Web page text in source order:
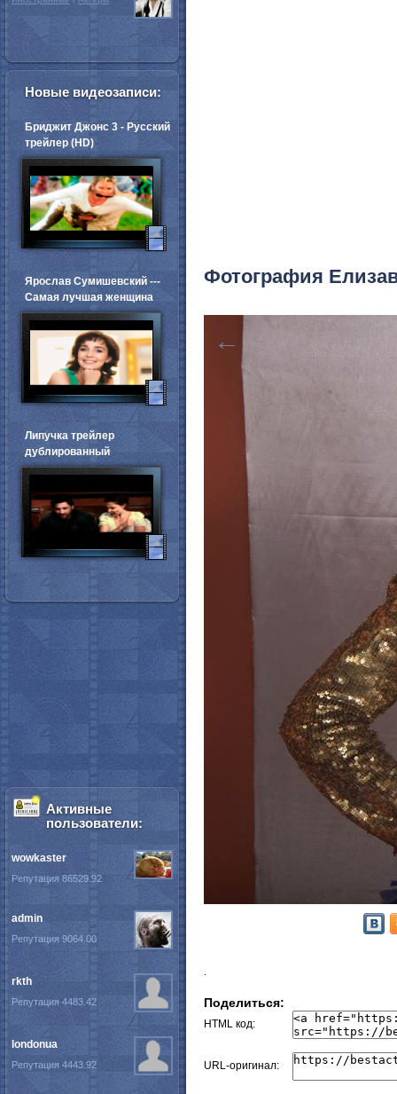
Фотография
←
Поделиться:
HTML код:
URL-оригинал:
Новые видеозаписи:
Бриджит Джонс 3 - Русский
трейлер (HD)
Ярослав Сумишевский ---
Самая лучшая женщина
Липучка трейлер
дублированный
Активные
пользователи:
wowkaster
Репутация 86529.92
admin
Репутация 9064.00
rkth
Репутация 4483.42
londonua
Репутация 4443.92